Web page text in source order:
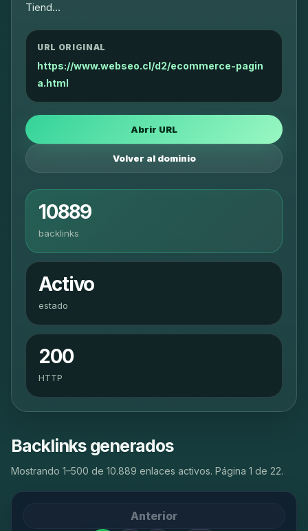
Tiend…
URL ORIGINAL
https://www.webseo.cl/d2/ecommerce-pagin
a.html
Abrir URL
Volver al dominio
10889
backlinks
Activo
estado
200
HTTP
Backlinks generados
Mostrando 1–500 de 10.889 enlaces activos. Página 1 de 22.
Anterior